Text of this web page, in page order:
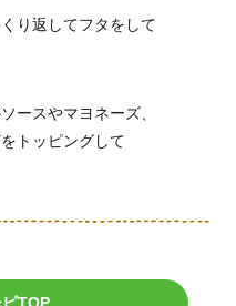
り返してフタをして
ースやマヨネーズ、
トッピングして